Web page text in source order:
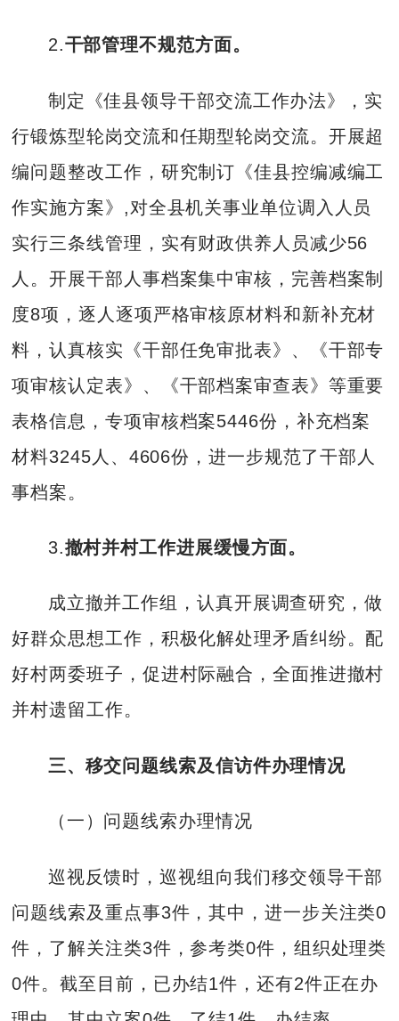
2.干部管理不规范方面。
制定《佳县领导干部交流工作办法》，实
行锻炼型轮岗交流和任期型轮岗交流。开展超
编问题整改工作，研究制订《佳县控编减编工
作实施方案》,对全县机关事业单位调入人员
实行三条线管理，实有财政供养人员减少56
人。开展干部人事档案集中审核，完善档案制
度8项，逐人逐项严格审核原材料和新补充材
料，认真核实《干部任免审批表》、《干部专
项审核认定表》、《干部档案审查表》等重要
表格信息，专项审核档案5446份，补充档案
材料3245人、4606份，进一步规范了干部人
事档案。
3.撤村并村工作进展缓慢方面。
成立撤并工作组，认真开展调查研究，做
好群众思想工作，积极化解处理矛盾纠纷。配
好村两委班子，促进村际融合，全面推进撤村
并村遗留工作。
三、移交问题线索及信访件办理情况
（一）问题线索办理情况
巡视反馈时，巡视组向我们移交领导干部
问题线索及重点事3件，其中，进一步关注类0
件，了解关注类3件，参考类0件，组织处理类
0件。截至目前，已办结1件，还有2件正在办